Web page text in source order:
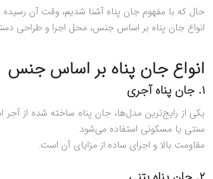
حال که با مفهوم جان پناه آشنا شدیم، وقت آن رسیده
انواع جان پناه بر اساس جنس، محل اجرا و طراحی
انواع جان پناه بر اساس جنس
۱. جان پناه آجری
یکی از رایج‌ترین مدل‌ها، جان پناه ساخته شده از
سنتی یا مسکونی استفاده می‌شود.
مقاومت بالا و اجرای ساده از مزایای آن است.